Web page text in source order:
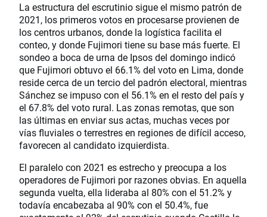
La estructura del escrutinio sigue el mismo patrón de
2021, los primeros votos en procesarse provienen de
los centros urbanos, donde la logística facilita el
conteo, y donde Fujimori tiene su base más fuerte. El
sondeo a boca de urna de Ipsos del domingo indicó
que Fujimori obtuvo el 66.1% del voto en Lima, donde
reside cerca de un tercio del padrón electoral, mientras
Sánchez se impuso con el 56.1% en el resto del país y
el 67.8% del voto rural. Las zonas remotas, que son
las últimas en enviar sus actas, muchas veces por
vías fluviales o terrestres en regiones de difícil acceso,
favorecen al candidato izquierdista.
El paralelo con 2021 es estrecho y preocupa a los
operadores de Fujimori por razones obvias. En aquella
segunda vuelta, ella lideraba al 80% con el 51.2% y
todavía encabezaba al 90% con el 50.4%, fue